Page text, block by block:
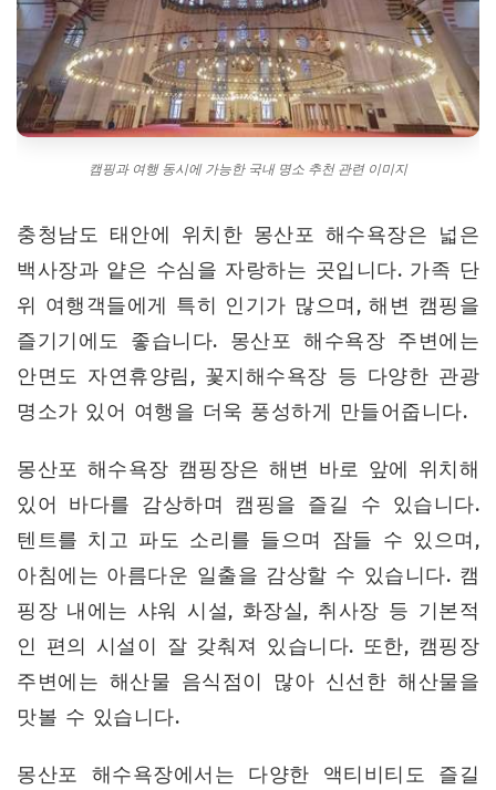
캠핑과 여행 동시에 가능한 국내 명소 추천 관련 이미지
충청남도 태안에 위치한 몽산포 해수욕장은 넓은
백사장과 얕은 수심을 자랑하는 곳입니다. 가족 단
위 여행객들에게 특히 인기가 많으며, 해변 캠핑을
즐기기에도 좋습니다. 몽산포 해수욕장 주변에는
안면도 자연휴양림, 꽃지해수욕장 등 다양한 관광
명소가 있어 여행을 더욱 풍성하게 만들어줍니다.
몽산포 해수욕장 캠핑장은 해변 바로 앞에 위치해
있어 바다를 감상하며 캠핑을 즐길 수 있습니다.
텐트를 치고 파도 소리를 들으며 잠들 수 있으며,
아침에는 아름다운 일출을 감상할 수 있습니다. 캠
핑장 내에는 샤워 시설, 화장실, 취사장 등 기본적
인 편의 시설이 잘 갖춰져 있습니다. 또한, 캠핑장
주변에는 해산물 음식점이 많아 신선한 해산물을
맛볼 수 있습니다.
몽산포 해수욕장에서는 다양한 액티비티도 즐길